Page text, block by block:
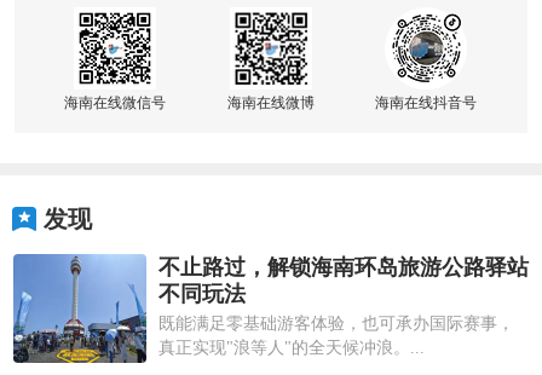
海南在线微信号 海南在线微博 海南在线抖音号
发现
不止路过，解锁海南环岛旅游公路驿站
不同玩法
既能满足零基础游客体验，也可承办国际赛事，
真正实现"浪等人"的全天候冲浪。...